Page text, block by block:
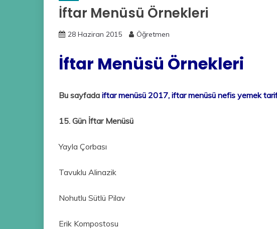
İftar Menüsü Örnekleri
28 Haziran 2015 Öğretmen
İftar Menüsü Örnekleri
Bu sayfada iftar menüsü 2017, iftar menüsü nefis yemek
15. Gün İftar Menüsü
Yayla Çorbası
Tavuklu Alinazik
Nohutlu Sütlü Pilav
Erik Kompostosu